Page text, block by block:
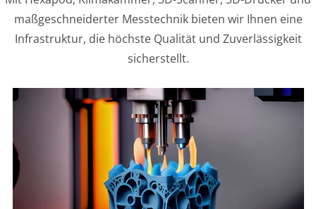
maßgeschneiderter Messtechnik bieten wir Ihnen eine
Infrastruktur, die höchste Qualität und Zuverlässigkeit
sicherstellt.